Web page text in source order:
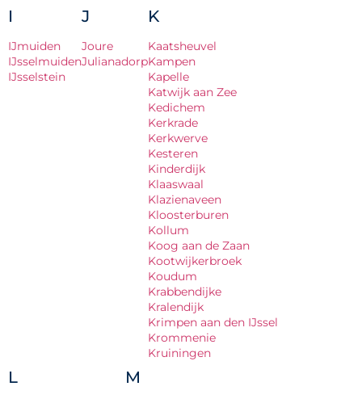
I
IJmuiden
IJsselmuiden
IJsselstein
J
Joure
Julianadorp
K
Kaatsheuvel
Kampen
Kapelle
Katwijk aan Zee
Kedichem
Kerkrade
Kerkwerve
Kesteren
Kinderdijk
Klaaswaal
Klazienaveen
Kloosterburen
Kollum
Koog aan de Zaan
Kootwijkerbroek
Koudum
Krabbendijke
Kralendijk
Krimpen aan den IJssel
Krommenie
Kruiningen
L M